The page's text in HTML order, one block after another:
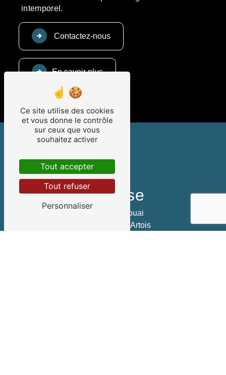
intemporel.
En savoir plus
Contactez-nous
Adresse
49 Rue de Douai
62490 Vitry-en-Artois
Ce site utilise des cookies
et vous donne le contrôle
sur ceux que vous
souhaitez activer
Tout accepter
Tout refuser
Personnaliser